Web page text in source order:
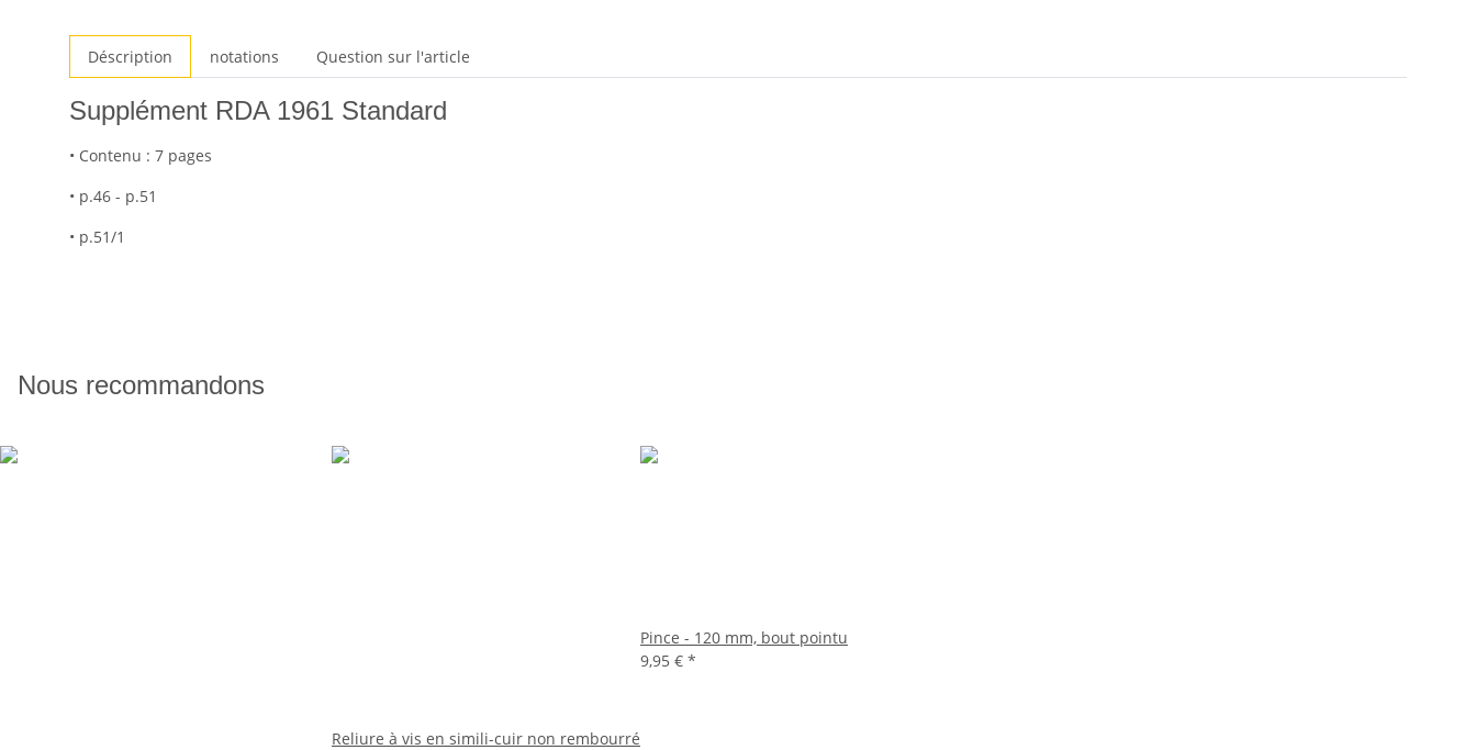
Déscription notations Question sur l'article
Supplément RDA 1961 Standard
• Contenu : 7 pages
• p.46 - p.51
• p.51/1
Nous recommandons
Reliure à vis en simili-cuir non rembourré
Pince - 120 mm, bout pointu
9,95 € *